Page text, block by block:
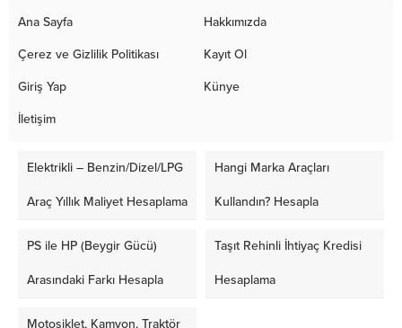
Ana Sayfa Hakkımızda
Çerez ve Gizlilik Politikası Kayıt Ol
Giriş Yap Künye
İletişim
Elektrikli – Benzin/Dizel/LPG
Araç Yıllık Maliyet Hesaplama
Hangi Marka Araçları
Kullandın? Hesapla
PS ile HP (Beygir Gücü)
Arasındaki Farkı Hesapla
Taşıt Rehinli İhtiyaç Kredisi
Hesaplama
Motosiklet, Kamyon, Traktör